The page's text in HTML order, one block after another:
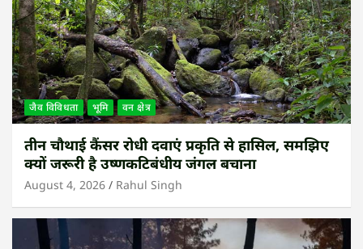
जैव विविधता भूमि वन क्षेत्र
तीन चौथाई कैंसर रोधी दवाएं प्रकृति से हासिल, समझिए
क्यों जरूरी है उष्णकटिबंधीय जंगल बचाना
August 4, 2026 Rahul Singh